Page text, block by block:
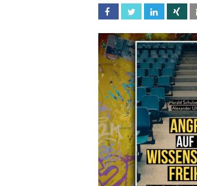
Facebook Twitter Linkedin